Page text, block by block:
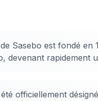
Sasebo est fondé
devenant rapidement
officiellement